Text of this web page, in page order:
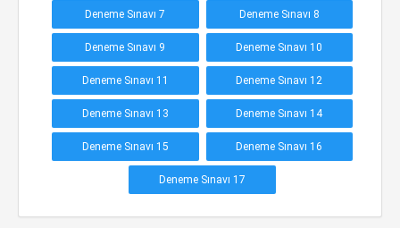
Deneme Sınavı 7 Deneme Sınavı 8
Deneme Sınavı 9 Deneme Sınavı 10
Deneme Sınavı 11 Deneme Sınavı 12
Deneme Sınavı 13 Deneme Sınavı 14
Deneme Sınavı 15 Deneme Sınavı 16
Deneme Sınavı 17